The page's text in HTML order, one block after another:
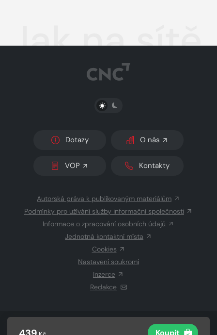
Koupit
Jak na sítě
PŘEPNOUT SVĚTLÝ/TMAVÝ REŽIM
Dotazy O nás
VOP Kontakty
Autorská práva k publikovaným materiálům
Podmínky pro užívání služby informační společnosti
Informace o zpracování osobních údajů
Jednotná kontaktní místa
Cookies
Nastavení soukromí
Inzerce
Redakce
CZECH NEWS CENTER a.s.a dodavatelé